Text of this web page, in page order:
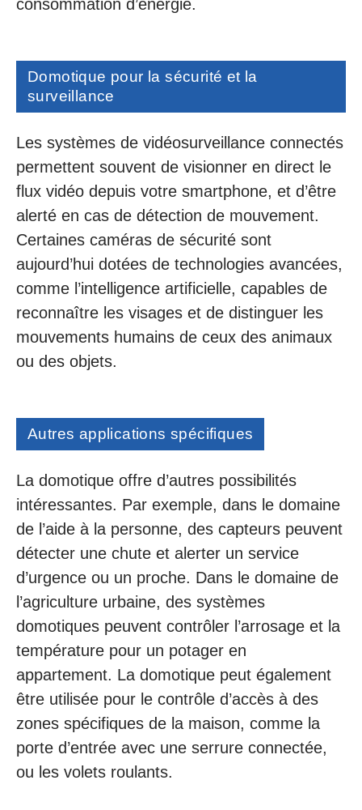
consommation d’énergie.
Domotique pour la sécurité et la
surveillance
Les systèmes de vidéosurveillance connectés
permettent souvent de visionner en direct le
flux vidéo depuis votre smartphone, et d’être
alerté en cas de détection de mouvement.
Certaines caméras de sécurité sont
aujourd’hui dotées de technologies avancées,
comme l’intelligence artificielle, capables de
reconnaître les visages et de distinguer les
mouvements humains de ceux des animaux
ou des objets.
Autres applications spécifiques
La domotique offre d’autres possibilités
intéressantes. Par exemple, dans le domaine
de l’aide à la personne, des capteurs peuvent
détecter une chute et alerter un service
d’urgence ou un proche. Dans le domaine de
l’agriculture urbaine, des systèmes
domotiques peuvent contrôler l’arrosage et la
température pour un potager en
appartement. La domotique peut également
être utilisée pour le contrôle d’accès à des
zones spécifiques de la maison, comme la
porte d’entrée avec une serrure connectée,
ou les volets roulants.